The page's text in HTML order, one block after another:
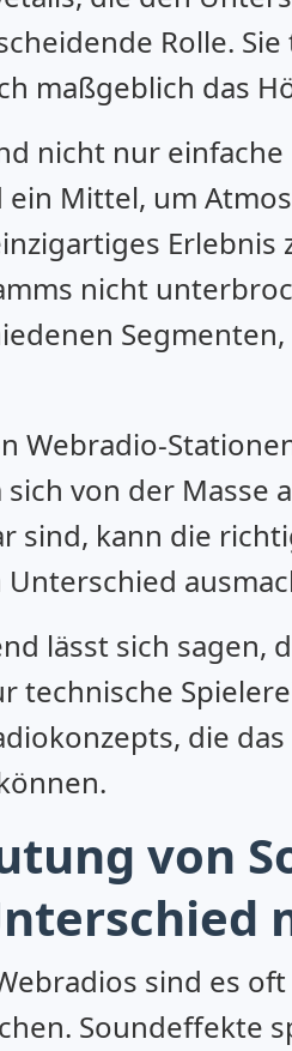
Rolle.
maßgeblich das
nicht nur
ein Mittel, um
nicht
Webradio-
von der
sind, kann die
lässt sich
technische
die
von
sind es
Soundeffekte